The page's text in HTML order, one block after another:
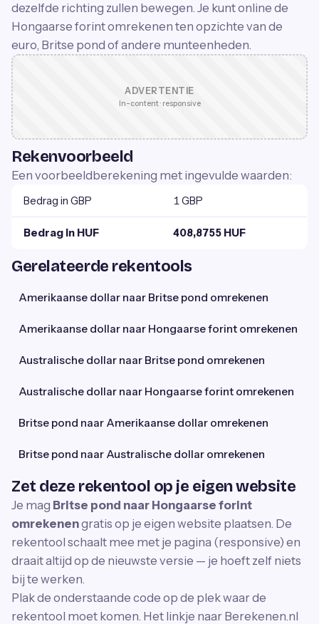
dezelfde richting zullen bewegen. Je kunt online de
Hongaarse forint omrekenen ten opzichte van de
euro, Britse pond of andere munteenheden.
ADVERTENTIE
In-content · responsive
Rekenvoorbeeld
Een voorbeeldberekening met ingevulde waarden:
Bedrag in GBP 1 GBP
Bedrag in HUF 408,8755 HUF
Gerelateerde rekentools
Amerikaanse dollar naar Britse pond omrekenen
Amerikaanse dollar naar Hongaarse forint omrekenen
Australische dollar naar Britse pond omrekenen
Australische dollar naar Hongaarse forint omrekenen
Britse pond naar Amerikaanse dollar omrekenen
Britse pond naar Australische dollar omrekenen
Zet deze rekentool op je eigen website
Je mag Britse pond naar Hongaarse forint
omrekenengratis op je eigen website plaatsen. De
rekentool schaalt mee met je pagina (responsive) en
draait altijd op de nieuwste versie — je hoeft zelf niets
bij te werken.
Plak de onderstaande code op de plek waar de
rekentool moet komen. Het linkje naar Berekenen.nl